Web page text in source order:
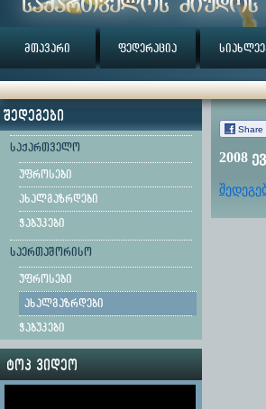
მთავარი ფედერაცია
შედეგები
საქართველო
უფროსები
ახალგაზრდები
ჭაბუკები
საერთაშორისო
უფროსები
ახალგაზრდები
ჭაბუკები
ტოპ ვიდეო
Share
2008